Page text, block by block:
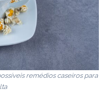
remédios caseiros para